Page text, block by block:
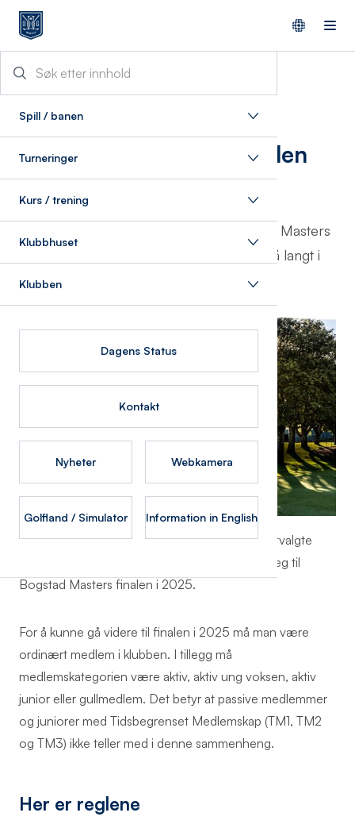
Spill / banen
Turneringer
Kurs / trening
Klubbhuset
Klubben
Dagens Status
Kontakt
Nyheter Webkamera
Golfland / Simulator Information in English
Bogstad Masters finalen
2025
Har du kvalifisert deg til finalen i Bogstad Masters
2025? Her er en oppdatert oversikt så langt i
Medlemmer som vinner èn 18 eller flere hulls utvalgte
turneringer på Bogstad i 2024 kan kvalifisere seg til
Bogstad Masters finalen i 2025.
For å kunne gå videre til finalen i 2025 må man være
ordinært medlem i klubben. I tillegg må
medlemskategorien være aktiv, aktiv ung voksen, aktiv
junior eller gullmedlem. Det betyr at passive medlemmer
og juniorer med Tidsbegrenset Medlemskap (TM1, TM2
og TM3) ikke teller med i denne sammenheng.
Her er reglene